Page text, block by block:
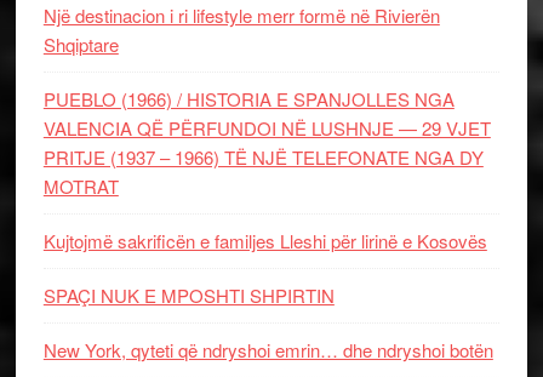
Një destinacion i ri lifestyle merr formë në Rivierën
Shqiptare
PUEBLO (1966) / HISTORIA E SPANJOLLES NGA
VALENCIA QË PËRFUNDOI NË LUSHNJE — 29 VJET
PRITJE (1937 – 1966) TË NJË TELEFONATE NGA DY
MOTRAT
Kujtojmë sakrificën e familjes Lleshi për lirinë e Kosovës
SPAÇI NUK E MPOSHTI SHPIRTIN
New York, qyteti që ndryshoi emrin… dhe ndryshoi botën